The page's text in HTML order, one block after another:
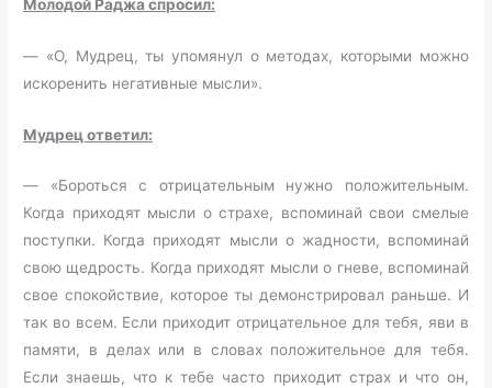
Молодой Раджа спросил:
— «О, Мудрец, ты упомянул о методах, которыми можно
искоренить негативные мысли».
Мудрец ответил:
— «Бороться с отрицательным нужно положительным.
Когда приходят мысли о страхе, вспоминай свои смелые
поступки. Когда приходят мысли о жадности, вспоминай
свою щедрость. Когда приходят мысли о гневе, вспоминай
свое спокойствие, которое ты демонстрировал раньше. И
так во всем. Если приходит отрицательное для тебя, яви в
памяти, в делах или в словах положительное для тебя.
Если знаешь, что к тебе часто приходит страх и что он,